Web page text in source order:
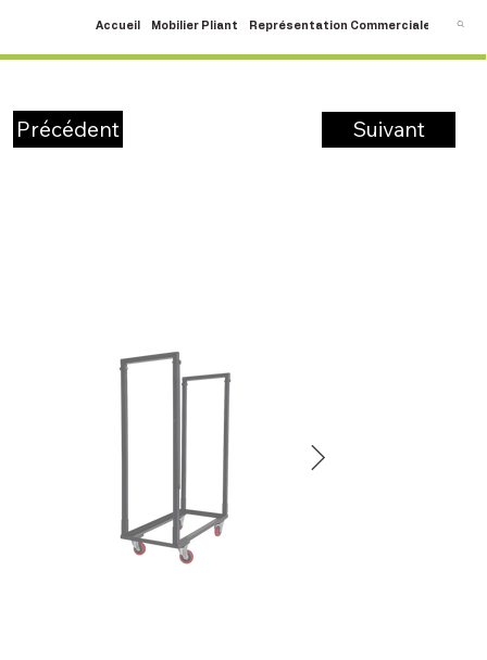
Accueil Mobilier Pliant Représentation Commerciale SAV
Précédent Suivant